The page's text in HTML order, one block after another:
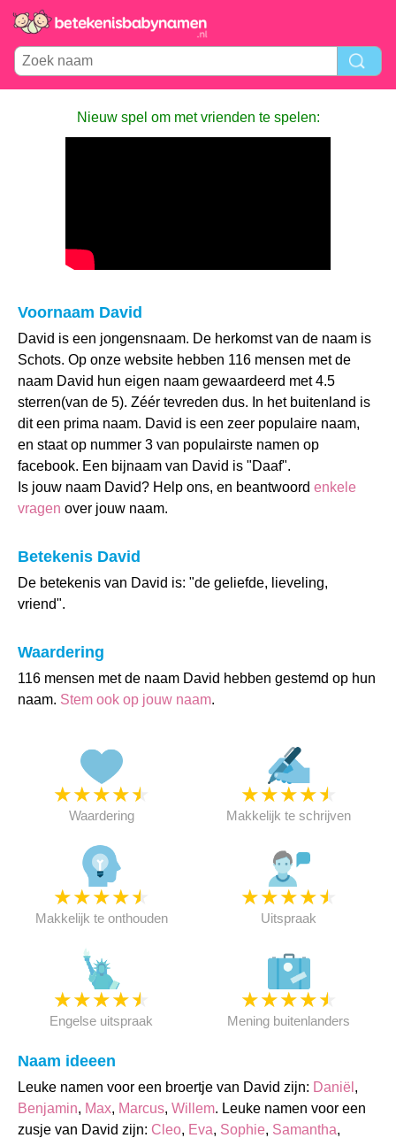
Nieuw spel om met vrienden te spelen:
Voornaam David
David is een jongensnaam. De herkomst van de naam is
Schots. Op onze website hebben 116 mensen met de
naam David hun eigen naam gewaardeerd met 4.5
sterren(van de 5). Zéér tevreden dus. In het buitenland is
dit een prima naam. David is een zeer populaire naam,
en staat op nummer 3 van populairste namen op
facebook. Een bijnaam van David is "Daaf".
Is jouw naam David? Help ons, en beantwoord enkele
vragen over jouw naam.
Betekenis David
De betekenis van David is: "de geliefde, lieveling,
vriend".
Waardering
116 mensen met de naam David hebben gestemd op hun
naam. Stem ook op jouw naam.
★★★★★
Waardering
★★★★★
Makkelijk te schrijven
★★★★★
Makkelijk te onthouden
★★★★★
Uitspraak
★★★★★
Engelse uitspraak
★★★★★
Mening buitenlanders
Naam ideeen
Leuke namen voor een broertje van David zijn: Daniël ,
Benjamin, Max, Marcus, Willem. Leuke namen voor een
zusje van David zijn: Cleo, Eva, Sophie, Samantha,